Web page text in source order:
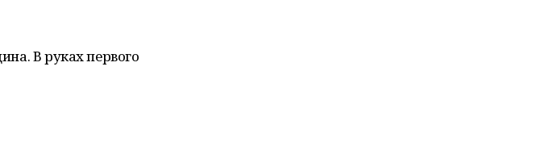
В руках первого